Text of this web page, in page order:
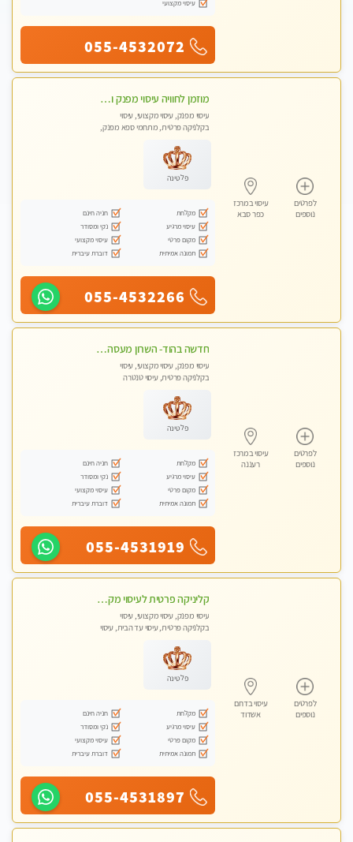
עיסוי מקצועי
055-4532072
לפרטים
נוספים
עיסוי במרכז
כפר סבא
מוזמן לחוויה עיסוי מפנק ומקצועי ביותר בכפר -סבא בקליניקה פרטית
עיסוי מפנק, עיסוי מקצועי, עיסוי
בקלניקה פרטית, מתחמי ספא מפנק,
פלטינה
מקלחת
חניה חינם
עיסוי מרגיע
נקי ומסודר
מקום פרטי
עיסוי מקצועי
תמונה אמיתית
דוברת עיברית
055-4532266
לפרטים
נוספים
עיסוי במרכז
רעננה
חדשה בהוד- השרון מעסה איכותית ומקצועית
עיסוי מפנק, עיסוי מקצועי, עיסוי
בקלניקה פרטית, עיסוי טנטרה
פלטינה
מקלחת
חניה חינם
עיסוי מרגיע
נקי ומסודר
מקום פרטי
עיסוי מקצועי
תמונה אמיתית
דוברת עיברית
055-4531919
לפרטים
נוספים
עיסוי בדרום
אשדוד
קליניקה פרטית לעיסוי מקצועי ואלטרנטיבי ברמה גבוהה VIP תתקשר ..... highly recommended..new in the city
עיסוי מפנק, עיסוי מקצועי, עיסוי
בקלניקה פרטית, עיסוי עד הבית, עיסוי
פלטינה
מקלחת
חניה חינם
עיסוי מרגיע
נקי ומסודר
מקום פרטי
עיסוי מקצועי
תמונה אמיתית
דוברת עיברית
055-4531897